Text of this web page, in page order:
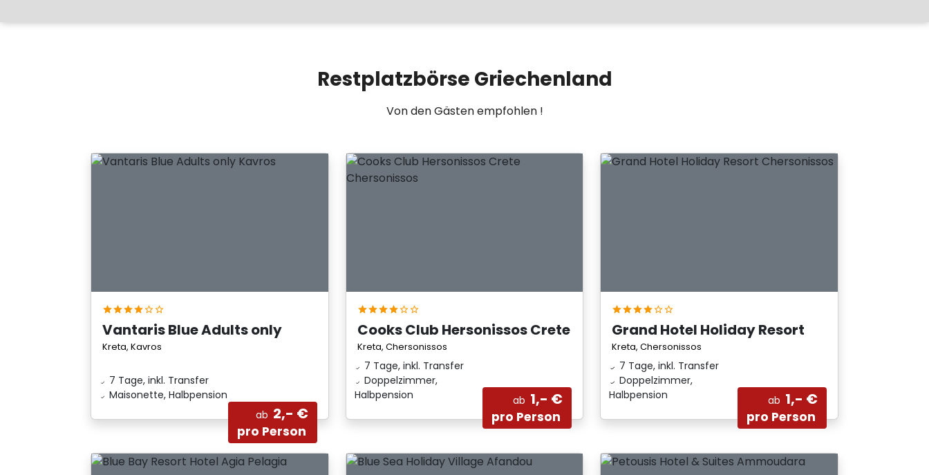
Restplatzbörse Griechenland
Von den Gästen empfohlen !
Vantaris Blue Adults only
Kreta, Kavros
7 Tage, inkl. Transfer
Maisonette, Halbpension
ab 2,- €
pro Person
Cooks Club Hersonissos Crete
Kreta, Chersonissos
7 Tage, inkl. Transfer
Doppelzimmer,
Halbpension
ab 1,- €
pro Person
Grand Hotel Holiday Resort
Kreta, Chersonissos
7 Tage, inkl. Transfer
Doppelzimmer,
Halbpension
ab 1,- €
pro Person